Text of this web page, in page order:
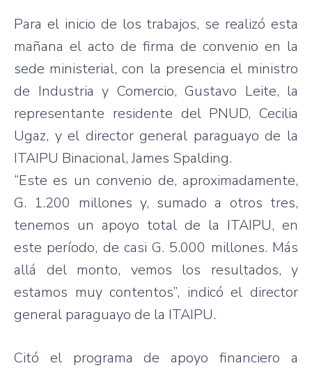
Para el inicio de los trabajos, se realizó esta
mañana el acto de firma de convenio en la
sede ministerial, con la presencia el ministro
de Industria y Comercio, Gustavo Leite, la
representante residente del PNUD, Cecilia
Ugaz, y el director general paraguayo de la
ITAIPU Binacional, James Spalding.
“Este es un convenio de, aproximadamente,
G. 1.200 millones y, sumado a otros tres,
tenemos un apoyo total de la ITAIPU, en
este período, de casi G. 5.000 millones. Más
allá del monto, vemos los resultados, y
estamos muy contentos”, indicó el director
general paraguayo de la ITAIPU.
Citó el programa de apoyo financiero a